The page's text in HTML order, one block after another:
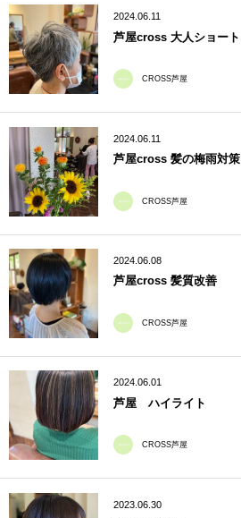
2024.06.11
芦屋cross 大人ショート
CROSS芦屋
2024.06.11
芦屋cross 髪の梅雨対策
CROSS芦屋
2024.06.08
芦屋cross 髪質改善
CROSS芦屋
2024.06.01
芦屋 ハイライト
CROSS芦屋
2023.06.30